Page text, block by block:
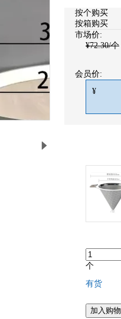
按个购买
按箱购买
市场价:
¥72.30/个
会员价:
¥
个
有货
加入购